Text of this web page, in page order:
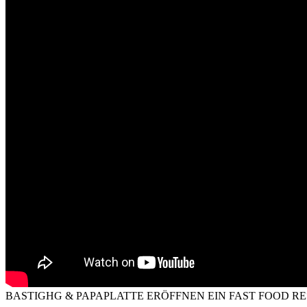
BASTIGHG & PAPAPLATTE ERÖFFNEN EIN FAST FOOD